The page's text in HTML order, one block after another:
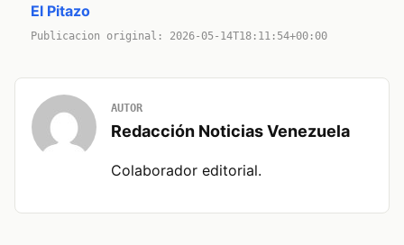
El Pitazo
Publicacion original: 2026-05-14T18:11:54+00:00
AUTOR
Redacción Noticias Venezuela
Colaborador editorial.